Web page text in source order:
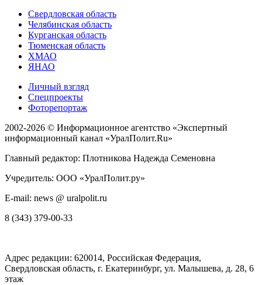
Свердловская область
Челябинская область
Курганская область
Тюменская область
ХМАО
ЯНАО
Личный взгляд
Спецпроекты
Фоторепортаж
2002-2026 © Информационное агентство «Экспертный
информационный канал «УралПолит.Ru»
Главный редактор: Плотникова Надежда Семеновна
Учредитель: ООО «УралПолит.ру»
E-mail: news @ uralpolit.ru
8 (343) 379-00-33
Адрес редакции: 620014, Российская Федерация,
Свердловская область, г. Екатеринбург, ул. Малышева, д. 28, 6
этаж